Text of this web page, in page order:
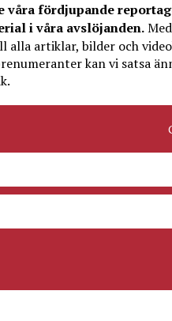
våra fördjupande
i våra avslöjanden.Med
alla artiklar, bilder och
kan vi satsa